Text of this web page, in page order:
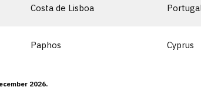
Costa de Lisboa
Paphos Cyprus
2026.